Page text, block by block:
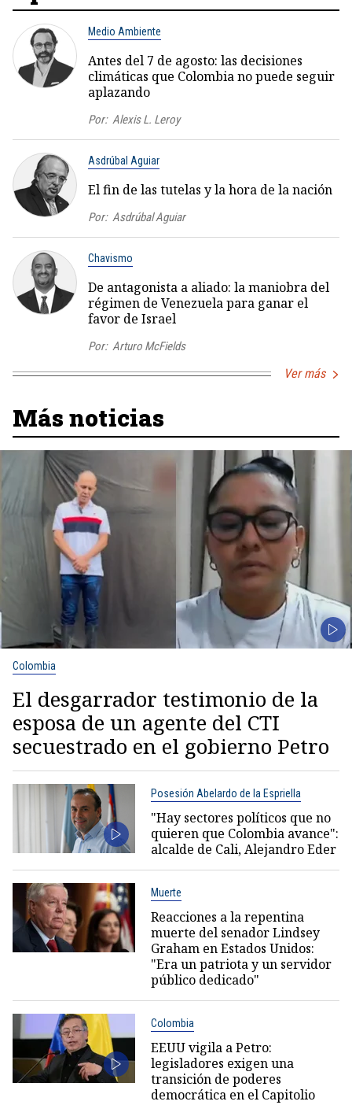
Medio Ambiente
Antes del 7 de agosto: las decisiones
climáticas que Colombia no puede seguir
aplazando
Por: Alexis L. Leroy
Asdrúbal Aguiar
El fin de las tutelas y la hora de la nación
Por: Asdrúbal Aguiar
Chavismo
De antagonista a aliado: la maniobra del
régimen de Venezuela para ganar el
favor de Israel
Por: Arturo McFields
Ver más
Más noticias
Colombia
El desgarrador testimonio de la
esposa de un agente del CTI
secuestrado en el gobierno Petro
Posesión Abelardo de la Espriella
"Hay sectores políticos que no
quieren que Colombia avance":
alcalde de Cali, Alejandro Eder
Muerte
Reacciones a la repentina
muerte del senador Lindsey
Graham en Estados Unidos:
"Era un patriota y un servidor
público dedicado"
Colombia
EEUU vigila a Petro:
legisladores exigen una
transición de poderes
democrática en el Capitolio